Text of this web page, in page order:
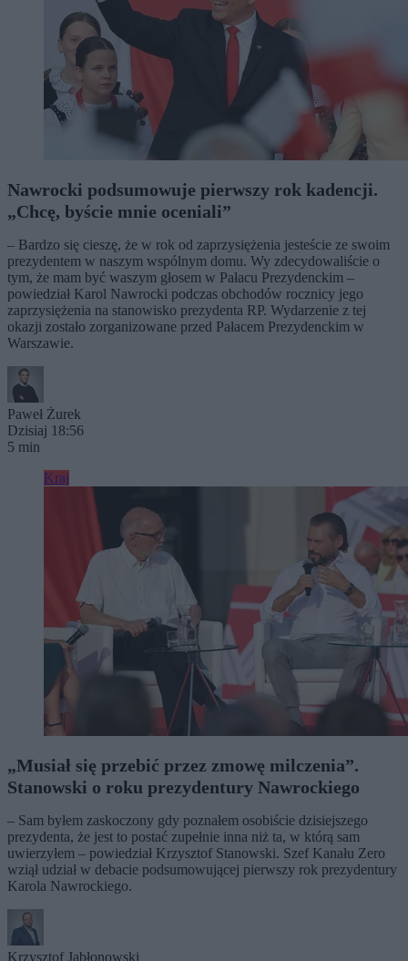
Nawrocki podsumowuje pierwszy rok kadencji.
„Chcę, byście mnie oceniali”
– Bardzo się cieszę, że w rok od zaprzysiężenia jesteście ze swoim
prezydentem w naszym wspólnym domu. Wy zdecydowaliście o
tym, że mam być waszym głosem w Pałacu Prezydenckim –
powiedział Karol Nawrocki podczas obchodów rocznicy jego
zaprzysiężenia na stanowisko prezydenta RP. Wydarzenie z tej
okazji zostało zorganizowane przed Pałacem Prezydenckim w
Warszawie.
Paweł Żurek
Dzisiaj 18:56
5 min
Kraj
„Musiał się przebić przez zmowę milczenia”.
Stanowski o roku prezydentury Nawrockiego
– Sam byłem zaskoczony gdy poznałem osobiście dzisiejszego
prezydenta, że jest to postać zupełnie inna niż ta, w którą sam
uwierzyłem – powiedział Krzysztof Stanowski. Szef Kanału Zero
wziął udział w debacie podsumowującej pierwszy rok prezydentury
Karola Nawrockiego.
Krzysztof Jabłonowski